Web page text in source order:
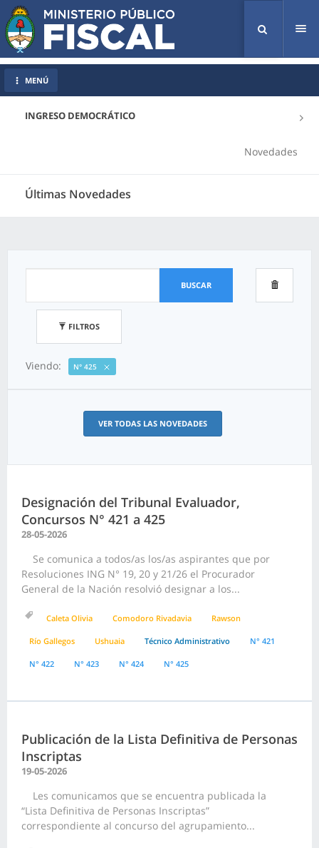
INGRESO DEMOCRÁTICO
Novedades
Últimas Novedades
MENÚ
BUSCAR
FILTROS
Viendo: N° 425
VER TODAS LAS NOVEDADES
Designación del Tribunal Evaluador,
Concursos N° 421 a 425
28-05-2026
Se comunica a todos/as los/as aspirantes que por
Resoluciones ING N° 19, 20 y 21/26 el Procurador
General de la Nación resolvió designar a los...
Caleta Olivia Comodoro Rivadavia Rawson
Río Gallegos Ushuaia Técnico Administrativo N° 421
N° 422 N° 423 N° 424 N° 425
Publicación de la Lista Definitiva de Personas
Inscriptas
19-05-2026
Les comunicamos que se encuentra publicada la
“Lista Definitiva de Personas Inscriptas”
correspondiente al concurso del agrupamiento...